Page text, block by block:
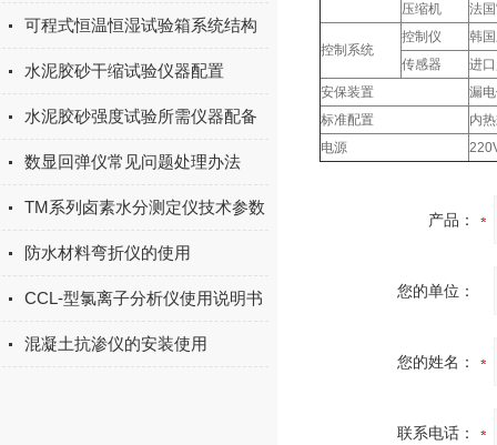
可程式恒温恒湿试验箱系统结构
水泥胶砂干缩试验仪器配置
水泥胶砂强度试验所需仪器配备
数显回弹仪常见问题处理办法
TM系列卤素水分测定仪技术参数
防水材料弯折仪的使用
CCL-型氯离子分析仪使用说明书
混凝土抗渗仪的安装使用
压缩机
法
控制系统
控制仪
韩
传感器
进
安保装置
漏
标准配置
内
电源
产品：
您的单位：
您的姓名：
联系电话：